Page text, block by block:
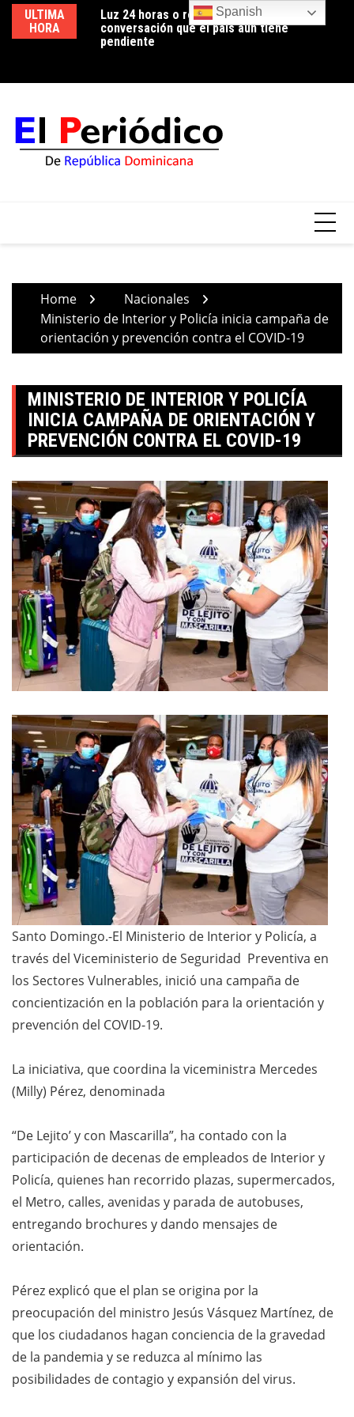
Skip
content
ULTIMA
HORA
Luz 24 horas o reducción de pérdidas: la
conversación que el país aún tiene
pendiente
Edeeste informa apertura temporal de los
circuitos EBRI07 y EBRI12 para realizar
trabajos de mejora en la red de distribución
Home
Nacionales
Ministerio de Interior y Policía inicia campaña de
orientación y prevención contra el COVID-19
MINISTERIO DE INTERIOR Y POLICÍA
INICIA CAMPAÑA DE ORIENTACIÓN Y
PREVENCIÓN CONTRA EL COVID-19
Santo Domingo.-El Ministerio de Interior y Policía, a
través del Viceministerio de Seguridad Preventiva en
los Sectores Vulnerables, inició una campaña de
concientización en la población para la orientación y
prevención del COVID-19.
La iniciativa, que coordina la viceministra Mercedes
(Milly) Pérez, denominada
“De Lejito’ y con Mascarilla”, ha contado con la
participación de decenas de empleados de Interior y
Policía, quienes han recorrido plazas, supermercados,
el Metro, calles, avenidas y parada de autobuses,
entregando brochures y dando mensajes de
orientación.
Pérez explicó que el plan se origina por la
preocupación del ministro Jesús Vásquez Martínez, de
que los ciudadanos hagan conciencia de la gravedad
de la pandemia y se reduzca al mínimo las
posibilidades de contagio y expansión del virus.
Spanish